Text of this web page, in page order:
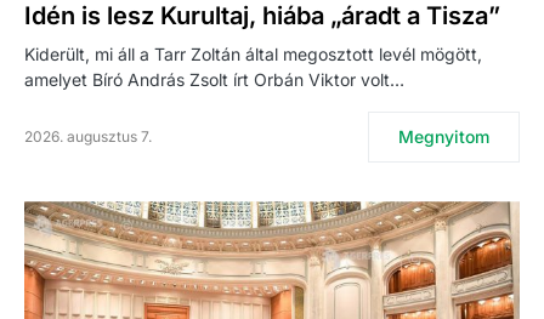
Idén is lesz Kurultaj, hiába „áradt a Tisza”
Kiderült, mi áll a Tarr Zoltán által megosztott levél mögött,
amelyet Bíró András Zsolt írt Orbán Viktor volt…
2026. augusztus 7. Megnyitom